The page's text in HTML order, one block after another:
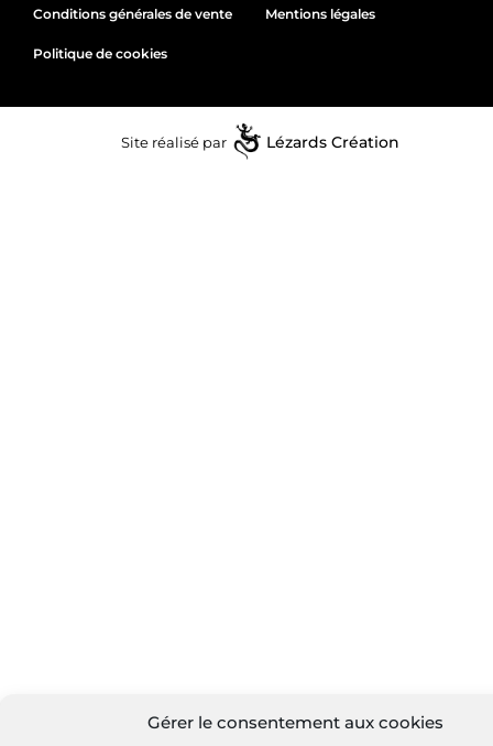
Gérer le consentement aux cookies
Conditions générales de vente Mentions légales
Politique de cookies
Site réalisé par Lézards Création